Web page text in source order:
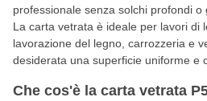
professionale senza solchi profondi o
La carta vetrata è ideale per lavori di
lavorazione del legno, carrozzeria e
desiderata una superficie uniforme e
Che cos'è la carta vetrata